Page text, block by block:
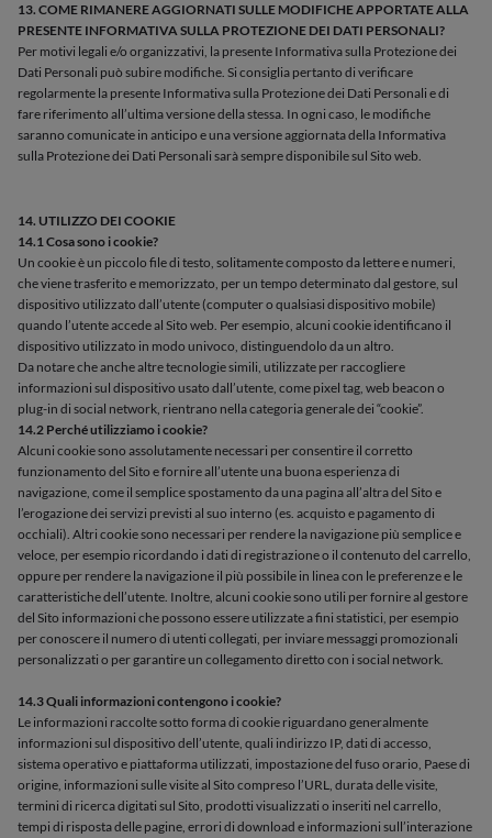
13. COME RIMANERE AGGIORNATI SULLE MODIFICHE APPORTATE ALLA
PRESENTE INFORMATIVA SULLA PROTEZIONE DEI DATI PERSONALI?
Per motivi legali e/o organizzativi, la presente Informativa sulla Protezione dei
Dati Personali può subire modifiche. Si consiglia pertanto di verificare
regolarmente la presente Informativa sulla Protezione dei Dati Personali e di
fare riferimento all’ultima versione della stessa. In ogni caso, le modifiche
saranno comunicate in anticipo e una versione aggiornata della Informativa
sulla Protezione dei Dati Personali sarà sempre disponibile sul Sito web.
14. UTILIZZO DEI COOKIE
14.1 Cosa sono i cookie?
Un cookie è un piccolo file di testo, solitamente composto da lettere e numeri,
che viene trasferito e memorizzato, per un tempo determinato dal gestore, sul
dispositivo utilizzato dall’utente (computer o qualsiasi dispositivo mobile)
quando l’utente accede al Sito web. Per esempio, alcuni cookie identificano il
dispositivo utilizzato in modo univoco, distinguendolo da un altro.
Da notare che anche altre tecnologie simili, utilizzate per raccogliere
informazioni sul dispositivo usato dall’utente, come pixel tag, web beacon o
plug-in di social network, rientrano nella categoria generale dei “cookie”.
14.2 Perché utilizziamo i cookie?
Alcuni cookie sono assolutamente necessari per consentire il corretto
funzionamento del Sito e fornire all’utente una buona esperienza di
navigazione, come il semplice spostamento da una pagina all’altra del Sito e
l’erogazione dei servizi previsti al suo interno (es. acquisto e pagamento di
occhiali). Altri cookie sono necessari per rendere la navigazione più semplice e
veloce, per esempio ricordando i dati di registrazione o il contenuto del carrello,
oppure per rendere la navigazione il più possibile in linea con le preferenze e le
caratteristiche dell’utente. Inoltre, alcuni cookie sono utili per fornire al gestore
del Sito informazioni che possono essere utilizzate a fini statistici, per esempio
per conoscere il numero di utenti collegati, per inviare messaggi promozionali
personalizzati o per garantire un collegamento diretto con i social network.
14.3 Quali informazioni contengono i cookie?
Le informazioni raccolte sotto forma di cookie riguardano generalmente
informazioni sul dispositivo dell’utente, quali indirizzo IP, dati di accesso,
sistema operativo e piattaforma utilizzati, impostazione del fuso orario, Paese di
origine, informazioni sulle visite al Sito compreso l’URL, durata delle visite,
termini di ricerca digitati sul Sito, prodotti visualizzati o inseriti nel carrello,
tempi di risposta delle pagine, errori di download e informazioni sull’interazione